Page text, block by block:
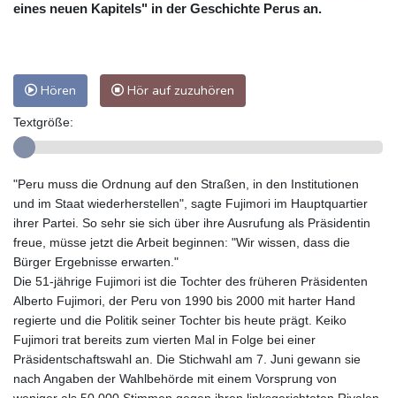
eines neuen Kapitels" in der Geschichte Perus an.
Hören Hör auf zuzuhören
Textgröße:
"Peru muss die Ordnung auf den Straßen, in den Institutionen
und im Staat wiederherstellen", sagte Fujimori im Hauptquartier
ihrer Partei. So sehr sie sich über ihre Ausrufung als Präsidentin
freue, müsse jetzt die Arbeit beginnen: "Wir wissen, dass die
Bürger Ergebnisse erwarten."
Die 51-jährige Fujimori ist die Tochter des früheren Präsidenten
Alberto Fujimori, der Peru von 1990 bis 2000 mit harter Hand
regierte und die Politik seiner Tochter bis heute prägt. Keiko
Fujimori trat bereits zum vierten Mal in Folge bei einer
Präsidentschaftswahl an. Die Stichwahl am 7. Juni gewann sie
nach Angaben der Wahlbehörde mit einem Vorsprung von